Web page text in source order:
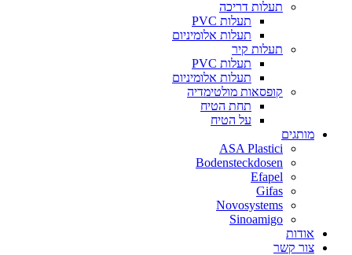
תעלות דריכה
תעלות PVC
תעלות אלומיניום
תעלות קיר
תעלות PVC
תעלות אלומיניום
קופסאות מולטימדיה
תחת הטיח
על הטיח
מותגים
ASA Plastici
Bodensteckdosen
Efapel
Gifas
Novosystems
Sinoamigo
אודות
צור קשר